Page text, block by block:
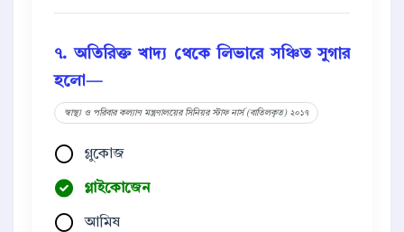
৭. অতিরিক্ত খাদ্য থেকে লিভারে সঞ্চিত সুগার
হলো—
স্বাস্থ্য ও পরিবার কল্যাণ মন্ত্রণালয়ের সিনিয়র স্টাফ নার্স (বাতিলকৃত) ২০১৭
গ্লুকোজ
গ্লাইকোজেন
আমিষ